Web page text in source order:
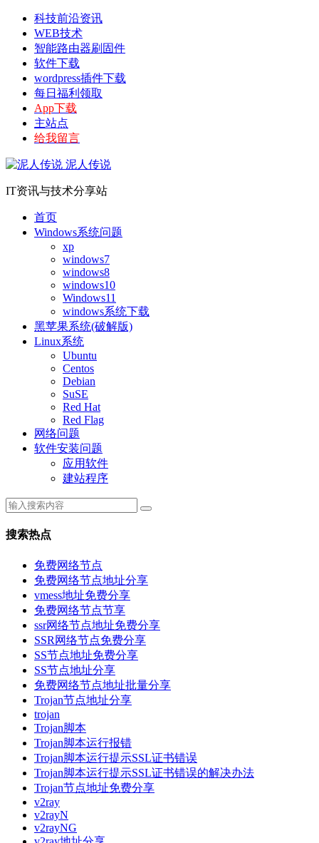
科技前沿资讯
WEB技术
智能路由器刷固件
软件下载
wordpress插件下载
每日福利领取
App下载
主站点
给我留言
泥人传说
IT资讯与技术分享站
首页
Windows系统问题
xp
windows7
windows8
windows10
Windows11
windows系统下载
黑苹果系统(破解版)
Linux系统
Ubuntu
Centos
Debian
SuSE
Red Hat
Red Flag
网络问题
软件安装问题
应用软件
建站程序
搜索热点
免费网络节点
免费网络节点地址分享
vmess地址免费分享
免费网络节点节享
ssr网络节点地址免费分享
SSR网络节点免费分享
SS节点地址免费分享
SS节点地址分享
免费网络节点地址批量分享
Trojan节点地址分享
trojan
Trojan脚本
Trojan脚本运行报错
Trojan脚本运行提示SSL证书错误
Trojan脚本运行提示SSL证书错误的解决办法
Trojan节点地址免费分享
v2ray
v2rayN
v2rayNG